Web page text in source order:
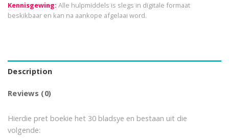
Kennisgewing: Alle hulpmiddels is slegs in digitale formaat
beskikbaar en kan na aankope afgelaai word.
Description
Reviews (0)
Hierdie pret boekie het 30 bladsye en bestaan uit die
volgende: